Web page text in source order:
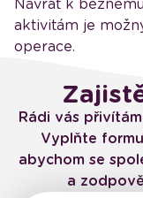
Návrat k
aktivitám je
operace.
Rádi vás
Vyplňte
abychom se
a